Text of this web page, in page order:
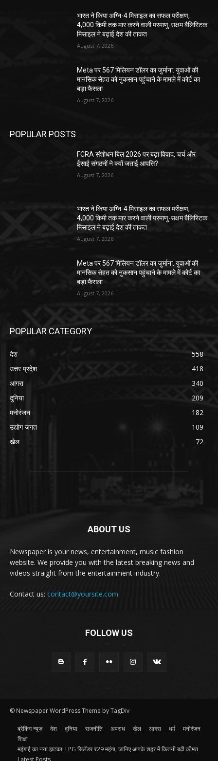
भारत ने किया अग्नि-4 मिसाइल का सफल परीक्षण,
4,000 किमी तक मार करने वाली परमाणु-सक्षम बैलिस्टिक
मिसाइल ने बढ़ाई देश की ताकत
August 7, 2026
Meta पर 567 मिलियन डॉलर का जुर्माना: युवाओं की
मानसिक सेहत को नुकसान पहुंचाने के मामले में कोर्ट का
बड़ा फैसला
August 7, 2026
POPULAR POSTS
FCRA संशोधन बिल 2026 पर बढ़ा विवाद, चर्च और
ईसाई संगठनों ने क्यों जताई आपत्ति?
August 7, 2026
भारत ने किया अग्नि-4 मिसाइल का सफल परीक्षण,
4,000 किमी तक मार करने वाली परमाणु-सक्षम बैलिस्टिक
मिसाइल ने बढ़ाई देश की ताकत
August 7, 2026
Meta पर 567 मिलियन डॉलर का जुर्माना: युवाओं की
मानसिक सेहत को नुकसान पहुंचाने के मामले में कोर्ट का
बड़ा फैसला
August 7, 2026
POPULAR CATEGORY
देश
558
उत्तर प्रदेश
418
आगरा
340
दुनिया
209
मनोरंजन
182
उद्योग जगत
109
खेल
72
ABOUT US
Newspaper is your news, entertainment, music fashion
website. We provide you with the latest breaking news and
videos straight from the entertainment industry.
Contact us: contact@yoursite.com
FOLLOW US
© Newspaper WordPress Theme by TagDiv
ब्रेकिंग न्यूज़ देश दुनिया राजनीति अपराध खेल आगरा धर्म
मनोरंजन
शिक्षा
महंगाई का नया झटका! LPG सिलेंडर ₹29 महंगा, जानिए आपके शहर में कितनी बढ़ी कीमत
Latest Posts